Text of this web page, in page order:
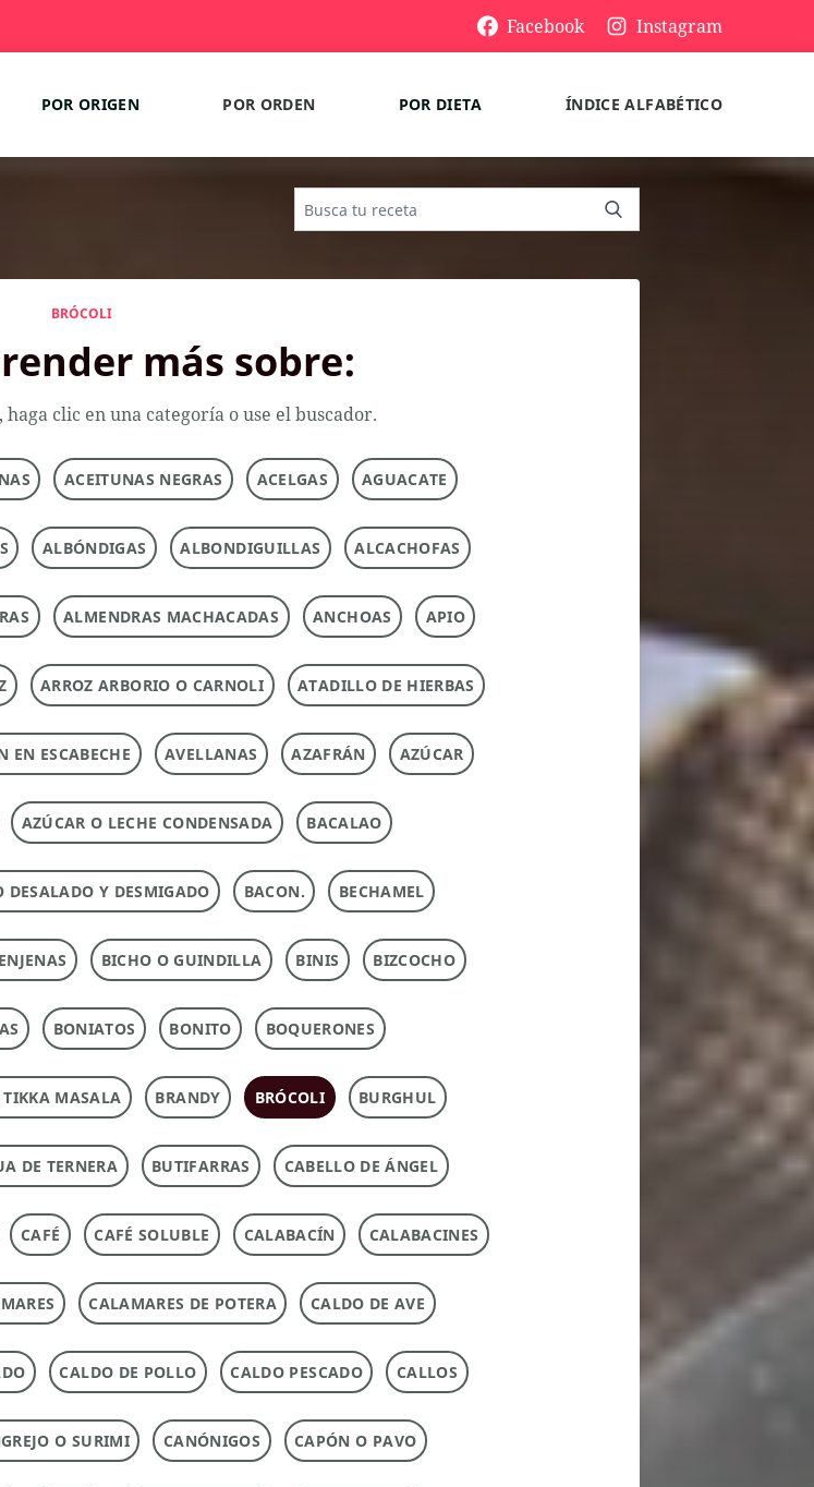
Facebook Instagram
POR ORIGEN POR ORDEN POR DIETA ÍNDICE ALFABÉTICO
BRÓCOLI
más sobre:
clic en una categoría o use el buscador.
ACEITUNAS NEGRAS ACELGAS AGUACATE
ALBÓNDIGAS ALBONDIGUILLAS ALCACHOFAS
ALMENDRAS MACHACADAS ANCHOAS APIO
ARROZ ARBORIO O CARNOLI ATADILLO DE HIERBAS
EN ESCABECHE AVELLANAS AZAFRÁN AZÚCAR
AZÚCAR O LECHE CONDENSADA BACALAO
DESALADO Y DESMIGADO BACON. BECHAMEL
BICHO O GUINDILLA BINIS BIZCOCHO
BONIATOS BONITO BOQUERONES
TIKKA MASALA BRANDY BRÓCOLI BURGHUL
DE TERNERA BUTIFARRAS CABELLO DE ÁNGEL
CAFÉ CAFÉ SOLUBLE CALABACÍN CALABACINES
CALAMARES DE POTERA CALDO DE AVE
CALDO DE POLLO CALDO PESCADO CALLOS
O SURIMI CANÓNIGOS CAPÓN O PAVO